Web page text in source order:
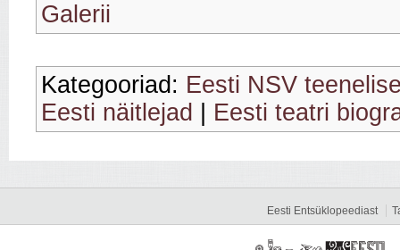
Galerii
Kategooriad: Eesti NSV
Eesti näitlejad
Eesti teatri
Eesti Entsüklopeediast